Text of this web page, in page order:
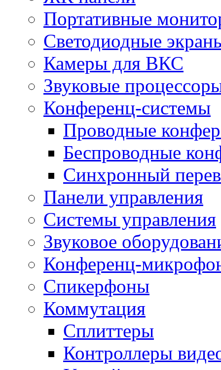
Портативные
Светодиодные
Камеры для ВКС
Звуковые
Конференц-системы
Проводные
Беспроводные
Синхронный
Панели управления
Системы управления
Звуковое
Конференц-
Спикерфоны
Коммутация
Сплиттеры
Контроллеры